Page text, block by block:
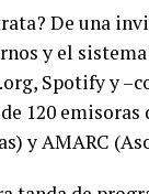
De una
y el
Spotify y
120 emisoras
y AMARC